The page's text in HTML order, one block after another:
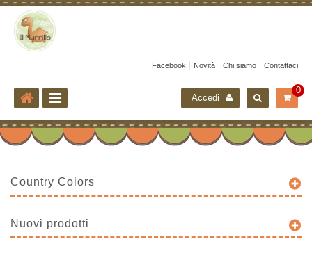
Facebook Novità Chi siamo Contattaci
0
Accedi
Country Colors
Nuovi prodotti